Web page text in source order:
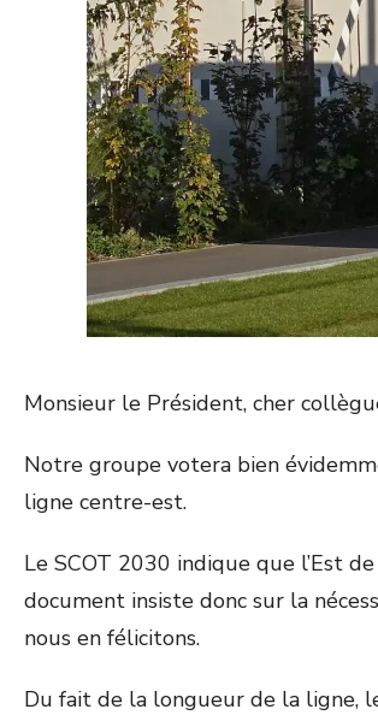
Monsieur le Président, cher
Notre groupe votera bien
ligne centre-est.
Le SCOT 2030 indique que l’Est
document insiste donc sur la
nous en félicitons.
Du fait de la longueur de la ligne,